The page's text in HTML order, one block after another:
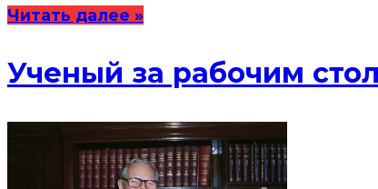
Читать далее »
Ученый за рабочим